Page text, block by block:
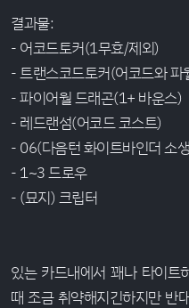
결과물:
- 어코드토커(1무효/제외)
- 트랜스코드토커(어코드와 파
- 파이어월 드래곤(1+ 바운스)
- 레드랜섬(어코드 코스트)
- 06(다음턴 화이트바인더 소
- 1~3 드로우
- (묘지) 크립터
있는 카드내에서 꽤나 타이트
때 조금 취약해지긴하지만 반